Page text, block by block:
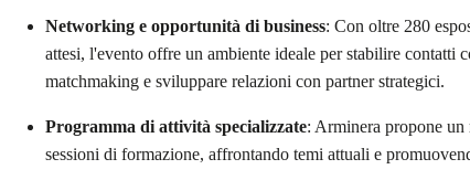
Networking e opportunità di business: Con oltre 280
attesi, l'evento offre un ambiente ideale per stabilire contatti
matchmaking e sviluppare relazioni con partner strategici.
Programma di attività specializzate: Arminera propone un
sessioni di formazione, affrontando temi attuali e